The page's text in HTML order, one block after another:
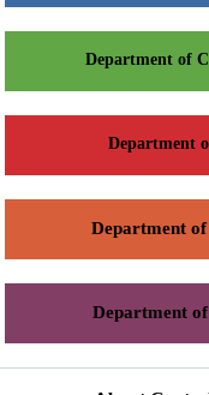
Department of
Department
Department
Department